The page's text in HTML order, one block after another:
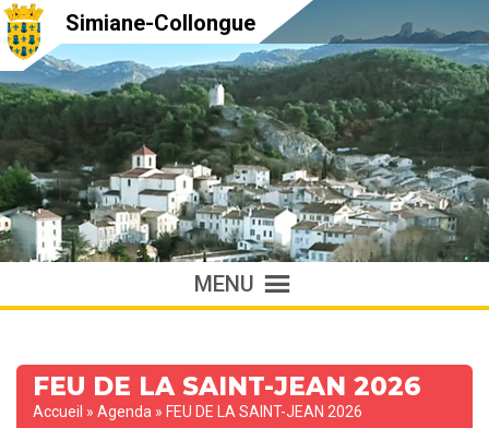
Simiane-Collongue
MENU
FEU DE LA SAINT-JEAN 2026
Accueil » Agenda » FEU DE LA SAINT-JEAN 2026